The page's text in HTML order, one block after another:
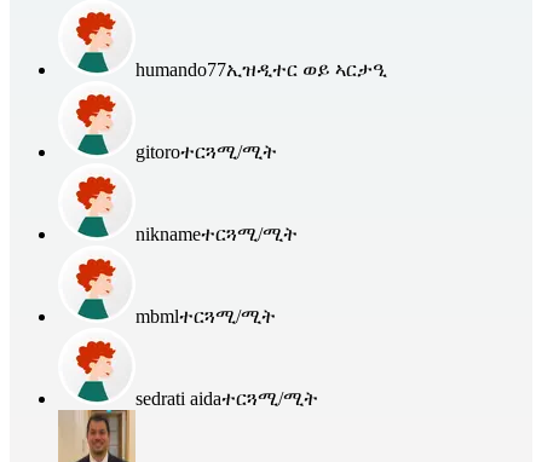
humando77ኢዝዲተር ወይ ኣርታዒ
gitoroተርጓሚ/ሚት
niknameተርጓሚ/ሚት
mbmlተርጓሚ/ሚት
sedrati aidaተርጓሚ/ሚት